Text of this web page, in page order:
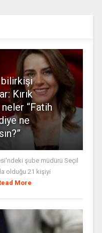
bilirkişi
Kırık
“Fatih
ne
şube müdürü Seçil
olduğu 21 kişiyi
More